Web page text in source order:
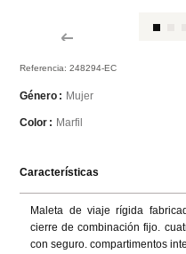
Referencia:248294-EC
Género Mujer
Color Marfil
Características
Maleta de viaje rígida
cierre de combinación fijo.
con seguro. compartimentos